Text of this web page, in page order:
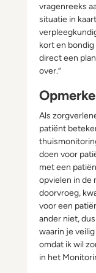
vragenreeks
situatie in
kort en
direct een
over.”
Als
patiënt
doen voor
met een
opvielen in de
doorvroeg,
voor een
ander niet,
waarin je
omdat ik wil
in het